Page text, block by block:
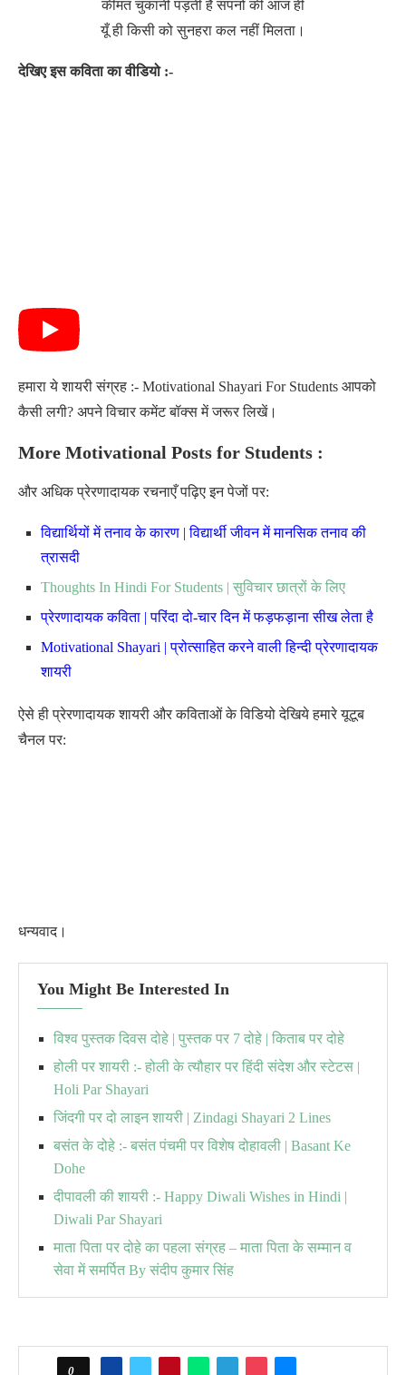
कीमत चुकानी पड़ती है सपनों की आज ही
यूँ ही किसी को सुनहरा कल नहीं मिलता।
देखिए इस कविता का वीडियो :-
हमारा ये शायरी संग्रह :- Motivational Shayari For Students आपको
कैसी लगी? अपने विचार कमेंट बॉक्स में जरूर लिखें।
More Motivational Posts for Students :
और अधिक प्रेरणादायक रचनाएँ पढ़िए इन पेजों पर:
विद्यार्थियों में तनाव के कारण | विद्यार्थी जीवन में मानसिक तनाव की
त्रासदी
Thoughts In Hindi For Students | सुविचार छात्रों के लिए
प्रेरणादायक कविता | परिंदा दो-चार दिन में फड़फड़ाना सीख लेता है
Motivational Shayari | प्रोत्साहित करने वाली हिन्दी प्रेरणादायक
शायरी
ऐसे ही प्रेरणादायक शायरी और कविताओं के विडियो देखिये हमारे यूटूब
चैनल पर:
धन्यवाद।
You Might Be Interested In
विश्व पुस्तक दिवस दोहे | पुस्तक पर 7 दोहे | किताब पर दोहे
होली पर शायरी :- होली के त्यौहार पर हिंदी संदेश और स्टेटस |
Holi Par Shayari
जिंदगी पर दो लाइन शायरी | Zindagi Shayari 2 Lines
बसंत के दोहे :- बसंत पंचमी पर विशेष दोहावली | Basant Ke
Dohe
दीपावली की शायरी :- Happy Diwali Wishes in Hindi |
Diwali Par Shayari
माता पिता पर दोहे का पहला संग्रह – माता पिता के सम्मान व
सेवा में समर्पित By संदीप कुमार सिंह
0